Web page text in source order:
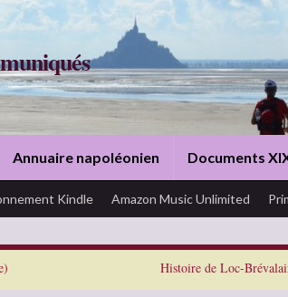
Annuaire napoléonien Documents
Kindle Amazon Music Unlimited
Histoire de Loc-